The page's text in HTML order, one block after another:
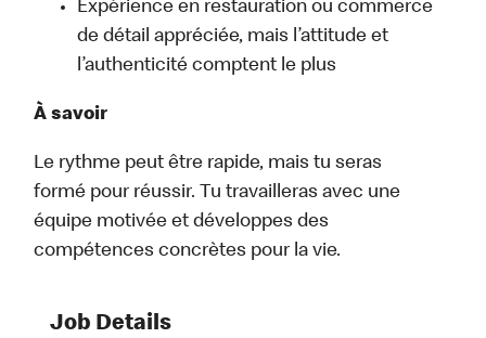
Expérience en restauration ou commerce
de détail appréciée, mais l’attitude et
l’authenticité comptent le plus
À savoir
Le rythme peut être rapide, mais tu seras
formé pour réussir. Tu travailleras avec une
équipe motivée et développes des
compétences concrètes pour la vie.
Job Details